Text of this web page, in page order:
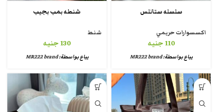
سلسله ستانلس
اكسسوارات حريمي
110جنيه
يباع بواسطة:MR222 brand
شنطه بمب بجيب
شنط
130جنيه
يباع بواسطة:MR222 brand